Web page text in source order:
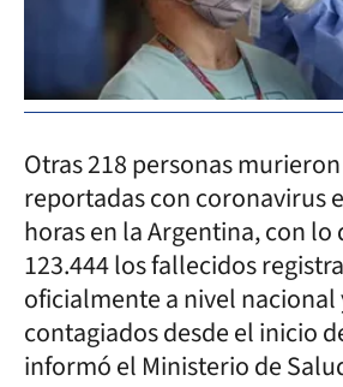
Otras 218 personas
reportadas con coronavirus
horas en la Argentina, con lo
123.444 los fallecidos
oficialmente a nivel nacional
contagiados desde el inicio
informó el Ministerio de